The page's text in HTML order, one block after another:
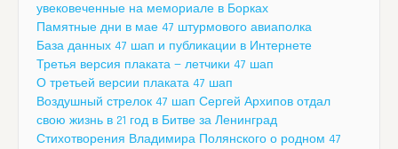
увековеченные на мемориале в Борках
Памятные дни в мае 47 штурмового авиаполка
База данных 47 шап и публикации в Интернете
Третья версия плаката — летчики 47 шап
О третьей версии плаката 47 шап
Воздушный стрелок 47 шап Сергей Архипов отдал
свою жизнь в 21 год в Битве за Ленинград
Стихотворения Владимира Полянского о родном 47